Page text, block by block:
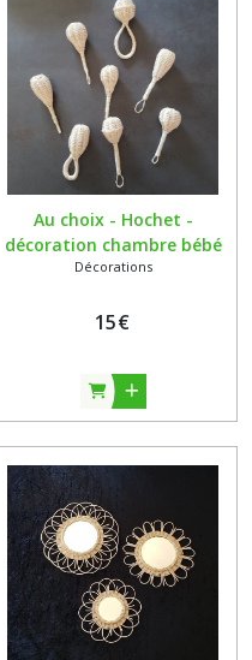
Au choix - Hochet -
décoration chambre bébé
en rotin - fait main
Décorations
15€